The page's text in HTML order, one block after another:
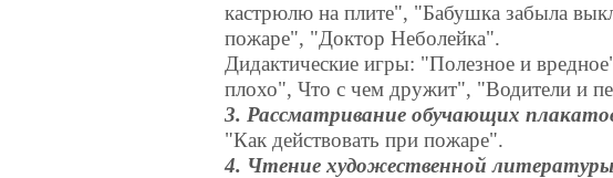
кастрюлю на плите", "Бабушка забыла
пожаре", "Доктор Неболейка".
Дидактические игры: "Полезное и
плохо", Что с чем дружит", "Водители и
3. Рассматривание обучающих
"Как действовать при пожаре".
4. Чтение художественной литературы